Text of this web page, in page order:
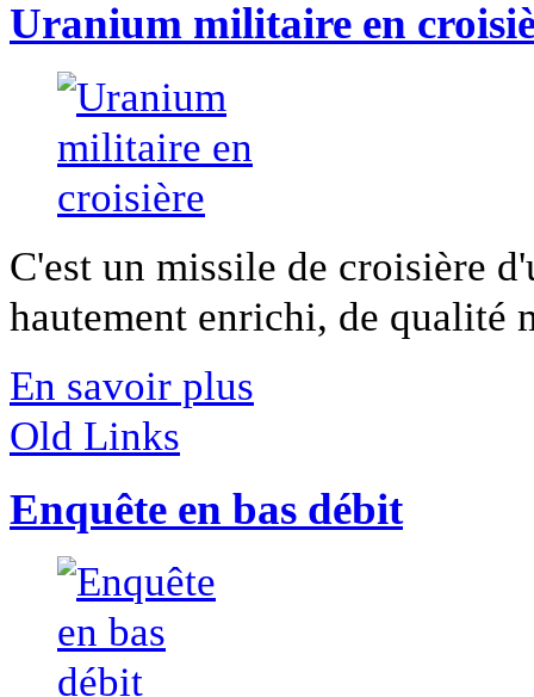
Uranium militaire en
C'est un missile de croisière
hautement enrichi, de qualité
En savoir plus
Old Links
Enquête en bas débit